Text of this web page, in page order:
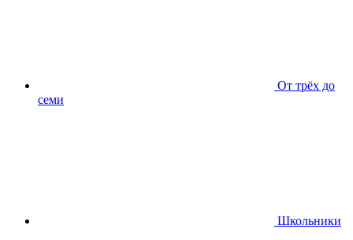
От трёх до
семи
Школьники